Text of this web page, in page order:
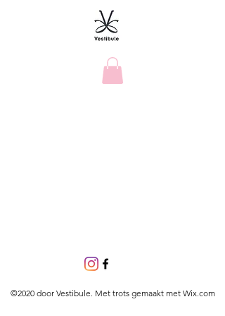
©2020 door Vestibule. Met trots gemaakt met Wix.com